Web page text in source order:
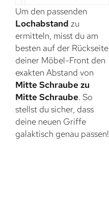
Um den passenden
Lochabstand zu
ermitteln, misst du am
besten auf der Rückseite
deiner Möbel-Front den
exakten Abstand von
Mitte Schraube zu
Mitte Schraube. So
stellst du sicher, dass
deine neuen Griffe
galaktisch genau passen!